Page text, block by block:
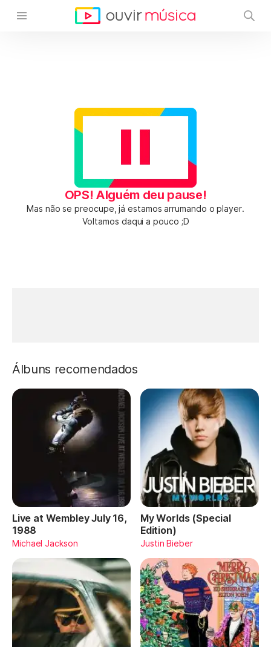
OPS! Alguém deu pause!
Mas não se preocupe, já estamos arrumando o player.
Voltamos daqui a pouco ;D
Álbuns recomendados
Live at Wembley July 16,
1988
Michael Jackson
My Worlds (Special
Edition)
Justin Bieber